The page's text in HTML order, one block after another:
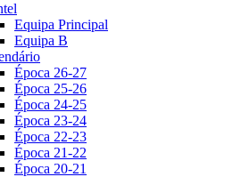
Equipa Principal
Equipa B
Época 26-27
Época 25-26
Época 24-25
Época 23-24
Época 22-23
Época 21-22
Época 20-21